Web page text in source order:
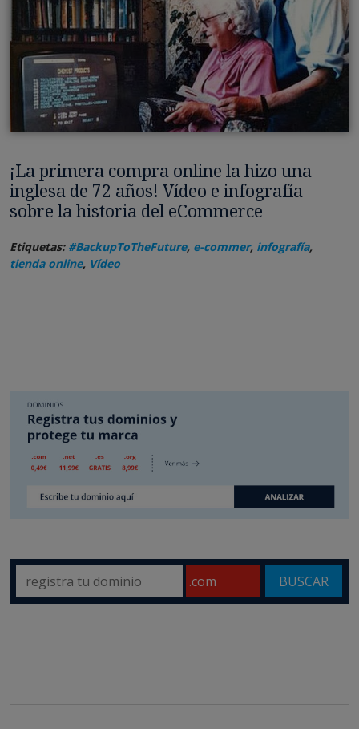
¡La primera compra online la hizo una
inglesa de 72 años! Vídeo e infografía
sobre la historia del eCommerce
Etiquetas: #BackupToTheFuture, e-commer, infografía,
tienda online, Vídeo
BUSCAR